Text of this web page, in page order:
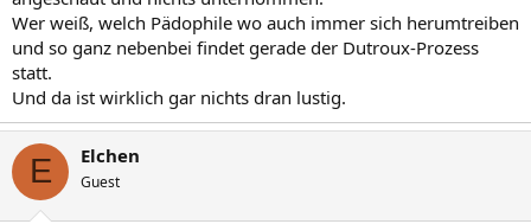
Wer weiß, welch Pädophile wo auch immer sich herumtreiben
und so ganz nebenbei findet gerade der Dutroux-Prozess
statt.
Und da ist wirklich gar nichts dran lustig.
E Elchen
Guest